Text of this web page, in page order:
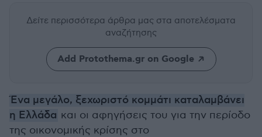
Δείτε περισσότερα άρθρα μας στα αποτελέσματα
αναζήτησης
Add Protothema.gr on Google
Ένα μεγάλο, ξεχωριστό κομμάτι καταλαμβάνει
η Ελλάδα και οι αφηγήσεις του για την περίοδο
της οικονομικής κρίσης στο